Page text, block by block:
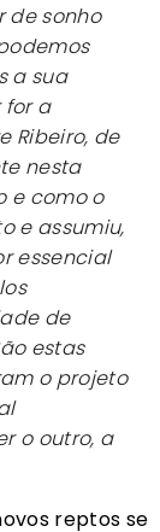
de sonho
a sua
for a
Ribeiro, de
nesta
e como o
e assumiu,
essencial
de
estas
o projeto
o outro, a
reptos se